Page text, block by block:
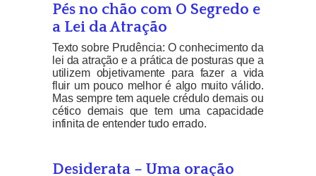
Pés no chão com O Segredo e
a Lei da Atração
Texto sobre Prudência: O conhecimento da
lei da atração e a prática de posturas que a
utilizem objetivamente para fazer a vida
fluir um pouco melhor é algo muito válido.
Mas sempre tem aquele crédulo demais ou
cético demais que tem uma capacidade
infinita de entender tudo errado.
Desiderata – Uma oração